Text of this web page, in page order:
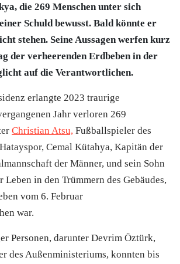
die 269 Menschen unter sich
Schuld bewusst. Bald könnte er
stehen. Seine Aussagen werfen kurz
der verheerenden Erdbeben in der
auf die Verantwortlichen.
erlangte 2023 traurige
Jahr verloren 269
Christian Atsu, Fußballspieler des
Cemal Kütahya, Kapitän der
der Männer, und sein Sohn
Leben in den Trümmern des Gebäudes,
vom 6. Februar
war.
Personen, darunter Devrim Öztürk,
des Außenministeriums, konnten bis